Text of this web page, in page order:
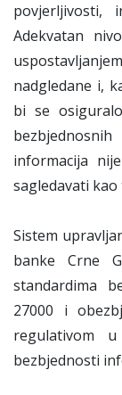
povjerljivosti,
Adekvatan
nadgledane i,
bi se
informacija
sagledavati
Sistem
banke Crne
standardima
27000 i
regulativom
bezbjednosti